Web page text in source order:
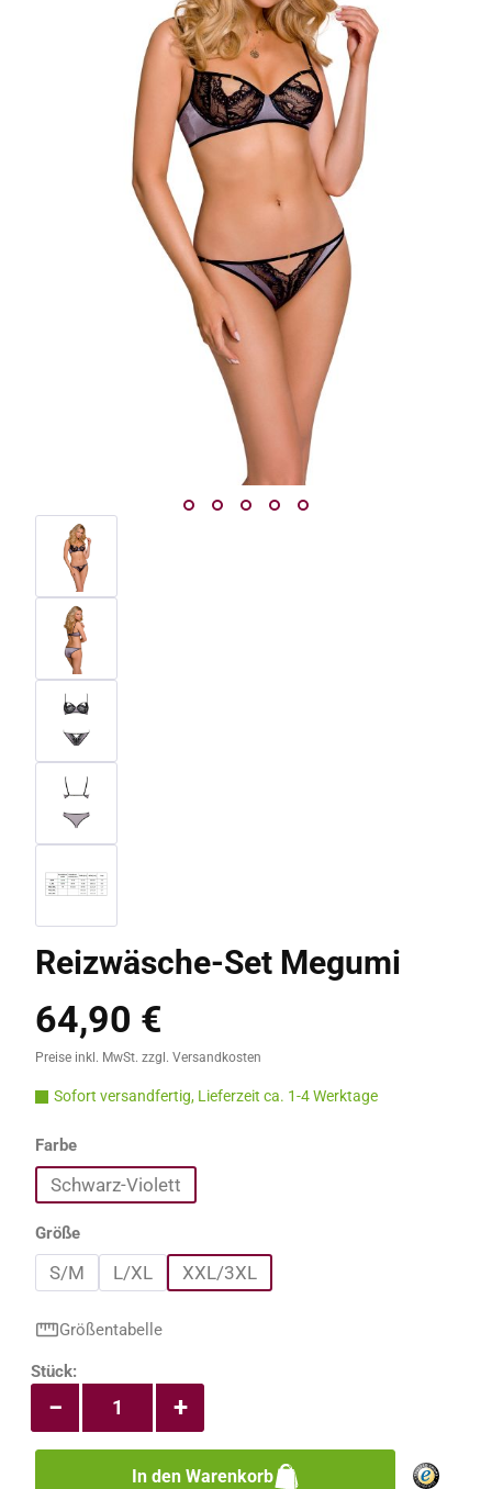
Reizwäsche-Set Megumi
Regulärer Preis:
64,90 €
Preise inkl. MwSt. zzgl. Versandkosten
Sofort versandfertig, Lieferzeit ca. 1-4 Werktage
Farbeauswählen
Schwarz-Violett
Größeauswählen
S/M L/XL XXL/3XL
Größentabelle
Produkt Anzahl: Gib den gewünschten
Stück:
+
−
In den Warenkorb